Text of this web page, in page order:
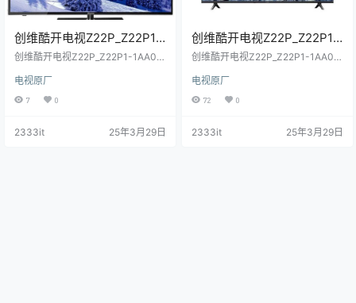
创维酷开电视Z22P_Z22P1-
1AA06_1AA23_1AA07_1AA0
img包（PT550GT08-
1)20240607.img原厂程序U
创维酷开电视Z22P_Z22P1-1AA06_
2机芯主程序img包（PT550GT08-
1)20240607.img原厂程序U盘数据
电视原厂
7 0
2333it 25年3月29日
创维酷开电视Z22P_Z22P1-
1AA06_1AA23_1AA07_1AA0
（PT550GT08-
1)20240607原厂程序U盘数
创维酷开电视Z22P_Z22P1-1AA06_
2机芯主程序（PT550GT08-1)202
40607原厂程序U盘数据刷机包
电视原厂
72 0
2333it 25年3月29日